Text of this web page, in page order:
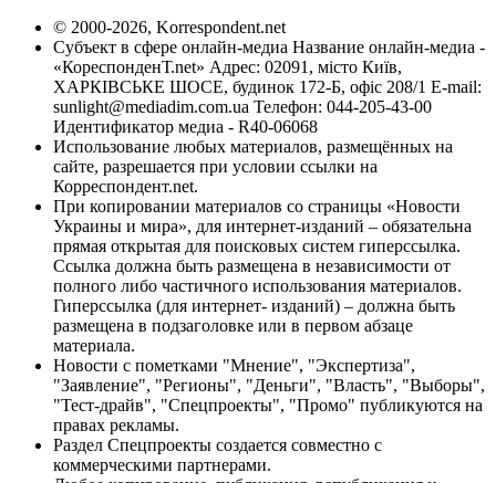
© 2000-2026, Korrespondent.net
Субъект в сфере онлайн-медиа Название онлайн-медиа -
«КореспонденТ.net» Адрес: 02091, місто Київ,
ХАРКІВСЬКЕ ШОСЕ, будинок 172-Б, офіс 208/1 E-mail:
sunlight@mediadim.com.ua Телефон: 044-205-43-00
Идентификатор медиа - R40-06068
Использование любых материалов, размещённых на
сайте, разрешается при условии ссылки на
Корреспондент.net.
При копировании материалов со страницы «Новости
Украины и мира», для интернет-изданий – обязательна
прямая открытая для поисковых систем гиперссылка.
Ссылка должна быть размещена в независимости от
полного либо частичного использования материалов.
Гиперссылка (для интернет- изданий) – должна быть
размещена в подзаголовке или в первом абзаце
материала.
Новости с пометками "Мнение", "Экспертиза",
"Заявление", "Регионы", "Деньги", "Власть", "Выборы",
"Тест-драйв", "Спецпроекты", "Промо" публикуются на
правах рекламы.
Раздел Спецпроекты создается совместно с
коммерческими партнерами.